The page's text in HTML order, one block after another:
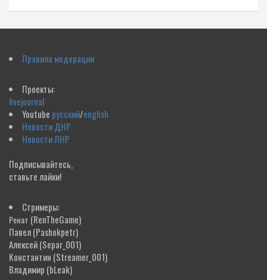
Правила модерации
Проекты:
livejournal
Youtube русский/english
Новости ДНР
Новости ЛНР
Подписывайтесь,
ставьте лайки!
Стримеры:
Ренат (RenTheGame)
Павел(Pashokpetr)
Алексей(Separ_001)
Константин (Streamer_001)
Владимир (bLeak)